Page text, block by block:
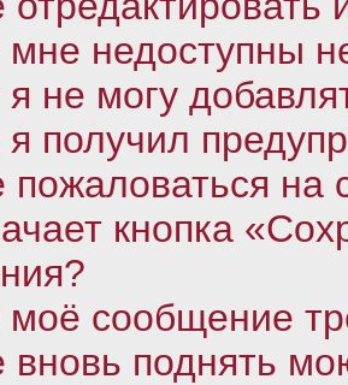
недоступны
не могу
получил
пожаловаться
кнопка
сообщение
вновь поднять